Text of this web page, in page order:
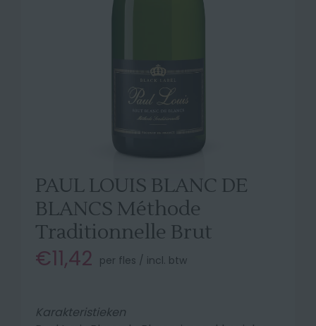
PAUL LOUIS BLANC DE
BLANCS Méthode
Traditionnelle Brut
€11,42 per fles / incl. btw
Karakteristieken